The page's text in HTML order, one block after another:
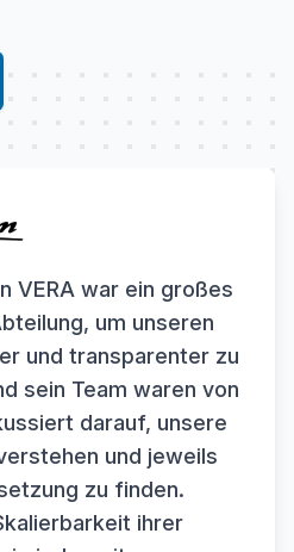
VERA war ein großes
um unseren
und transparenter zu
sein Team waren von
darauf, unsere
und jeweils
zu finden.
ihrer